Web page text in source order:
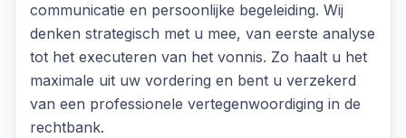
communicatie en persoonlijke begeleiding. Wij
denken strategisch met u mee, van eerste analyse
tot het executeren van het vonnis. Zo haalt u het
maximale uit uw vordering en bent u verzekerd
van een professionele vertegenwoordiging in de
rechtbank.